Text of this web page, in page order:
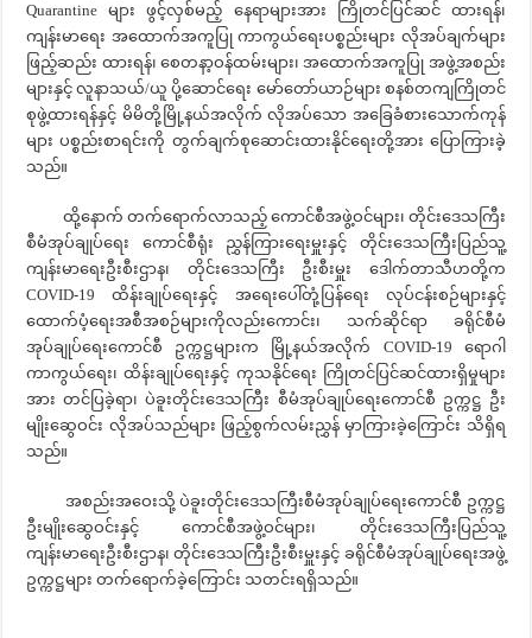
Quarantine များ ဖွင့်လှစ်မည့် နေရာများအား ကြိုတင်ပြင်ဆင် ထားရန်၊
ကျန်းမာရေး အထောက်အကူပြု ကာကွယ်ရေးပစ္စည်းများ လိုအပ်ချက်များ
ဖြည့်ဆည်း ထားရန်၊ စေတနာ့ဝန်ထမ်းများ၊ အထောက်အကူပြု အဖွဲ့အစည်း
များနှင့် လူနာသယ်/ယူ ပို့ဆောင်ရေး မော်တော်ယာဉ်များ စနစ်တကျကြိုတင်
စုဖွဲ့ထားရန်နှင့် မိမိတို့မြို့နယ်အလိုက် လိုအပ်သော အခြေခံစားသောက်ကုန်
များ ပစ္စည်းစာရင်းကို တွက်ချက်စုဆောင်းထားနိုင်ရေးတို့အား ပြောကြားခဲ့
သည်။
ထို့နောက် တက်ရောက်လာသည့် ကောင်စီအဖွဲ့ဝင်များ၊ တိုင်းဒေသကြီး
စီမံအုပ်ချုပ်ရေး ကောင်စီရုံး ညွှန်ကြားရေးမှူးနှင့် တိုင်းဒေသကြီးပြည်သူ့
ကျန်းမာရေးဦးစီးဌာန၊ တိုင်းဒေသကြီး ဦးစီးမှူး ဒေါက်တာသီဟတို့က
COVID-19 ထိန်းချုပ်ရေးနှင့် အရေးပေါ်တုံ့ပြန်ရေး လုပ်ငန်းစဉ်များနှင့်
ထောက်ပံ့ရေးအစီအစဉ်များကိုလည်းကောင်း၊ သက်ဆိုင်ရာ ခရိုင်စီမံ
အုပ်ချုပ်ရေးကောင်စီ ဥက္ကဋ္ဌများက မြို့နယ်အလိုက် COVID-19 ရောဂါ
ကာကွယ်ရေး၊ ထိန်းချုပ်ရေးနှင့် ကုသနိုင်ရေး ကြိုတင်ပြင်ဆင်ထားရှိမှုများ
အား တင်ပြခဲ့ရာ၊ ပဲခူးတိုင်းဒေသကြီး စီမံအုပ်ချုပ်ရေးကောင်စီ ဥက္ကဋ္ဌ ဦး
မျိုးဆွေဝင်း လိုအပ်သည်များ ဖြည့်စွက်လမ်းညွှန် မှာကြားခဲ့ကြောင်း သိရှိရ
သည်။
အစည်းအဝေးသို့ ပဲခူးတိုင်းဒေသကြီးစီမံအုပ်ချုပ်ရေးကောင်စီ ဥက္ကဋ္ဌ
ဦးမျိုးဆွေဝင်းနှင့် ကောင်စီအဖွဲ့ဝင်များ၊ တိုင်းဒေသကြီးပြည်သူ့
ကျန်းမာရေးဦးစီးဌာန၊ တိုင်းဒေသကြီးဦးစီးမှူးနှင့် ခရိုင်စီမံအုပ်ချုပ်ရေးအဖွဲ့
ဥက္ကဋ္ဌများ တက်ရောက်ခဲ့ကြောင်း သတင်းရရှိသည်။